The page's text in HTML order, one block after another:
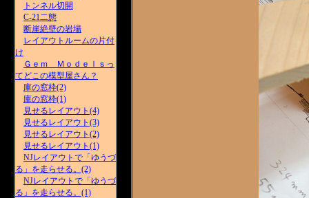
トンネル切開
C-21二態
断崖絶壁の岩場
レイアウトルームの片付
け
Ｇｅｍ Ｍｏｄｅｌｓっ
てどこの模型屋さん？
庫の窓枠(2)
庫の窓枠(1)
見せるレイアウト(4)
見せるレイアウト(3)
見せるレイアウト(2)
見せるレイアウト(1)
NJレイアウトで「ゆうづ
る」を走らせる。(2)
NJレイアウトで「ゆうづ
る」を走らせる。(1)